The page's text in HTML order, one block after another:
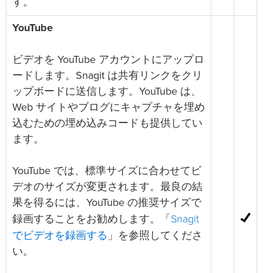
す。
YouTube
ビデオを YouTube アカウントにアップロ
ードします。Snagit は共有リンクをクリ
ップボードに送信します。YouTube は、
Web サイトやブログにキャプチャを埋め
込むための埋め込みコードも提供してい
ます。
YouTube では、標準サイズに合わせてビ
デオのサイズが変更されます。最良の結
果を得るには、YouTube の推奨サイズで
録画することをお勧めします。「 Snagit
でビデオを録画する 」を参照してくださ
い。